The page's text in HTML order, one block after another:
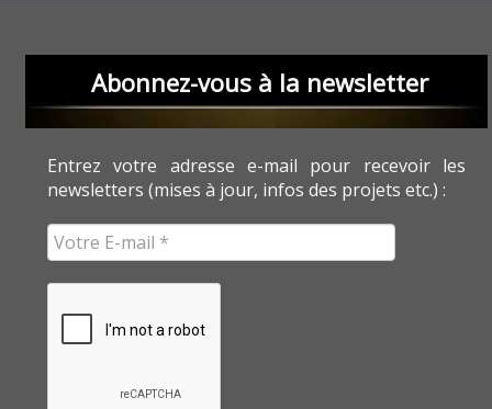
Abonnez-vous à la newsletter
Entrez votre adresse e-mail pour recevoir les
newsletters (mises à jour, infos des projets etc.) :